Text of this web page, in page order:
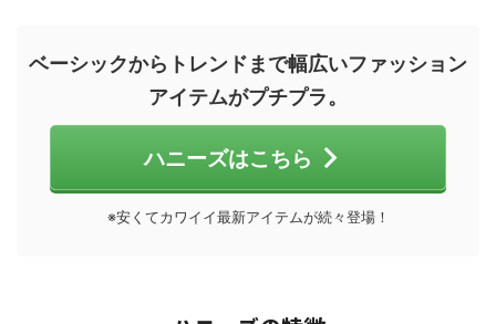
ベーシックからトレンドまで幅広いファッション
アイテムがプチプラ。
ハニーズはこちら
※安くてカワイイ最新アイテムが続々登場！